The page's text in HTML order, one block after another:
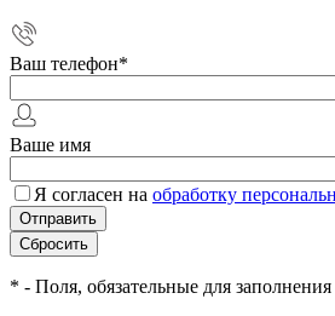
Ваш телефон*
Ваше имя
Я согласен на обработку
* - Поля, обязательные для заполнения